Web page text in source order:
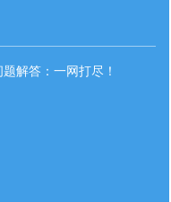
解答：一网打尽！